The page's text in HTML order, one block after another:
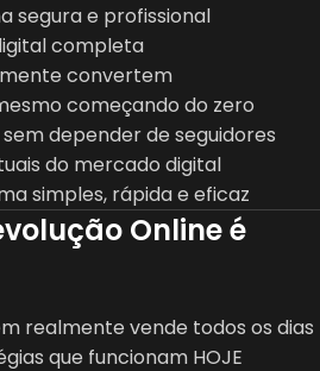
segura e profissional
completa
convertem
começando do zero
depender de seguidores
do mercado digital
simples, rápida e eficaz
Online é
realmente vende todos os dias
que funcionam HOJE